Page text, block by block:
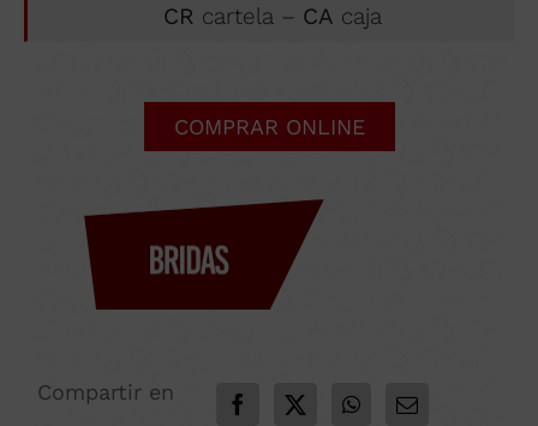
CR cartela – CA caja
COMPRAR ONLINE
Compartir en